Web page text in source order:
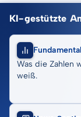
KI-gestützte
Was die Zahlen
weiß.